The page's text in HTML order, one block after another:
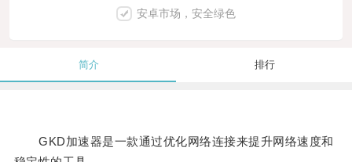
安卓市场，安全绿色
简介 排行
GKD加速器是一款通过优化网络连接来提升网络速度和